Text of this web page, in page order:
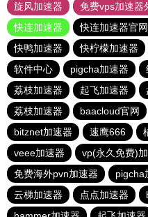
旋风加速器
免费vps加速器
快连加速器
快连加速器官
快鸭加速器
快柠檬加速器
软件中心
pigcha加速器
荔枝加速器
起飞加速器
荔枝加速器
baacloud官网
bitznet加速器
速鹰666
veee加速器
vp(永久免费)
免费海外pvn加速器
pigcha
云梯加速器
点点加速器